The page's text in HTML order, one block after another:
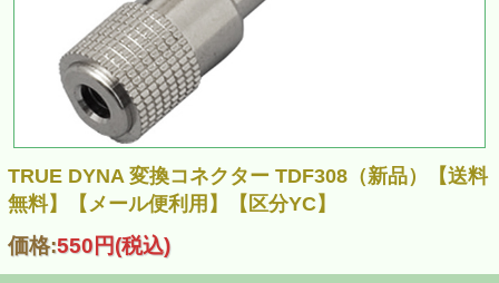
TRUE DYNA 変換コネクター TDF308（新品）【送料
無料】【メール便利用】【区分YC】
価格:550円(税込)